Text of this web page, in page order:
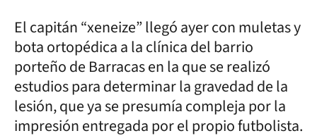
El capitán “xeneize” llegó ayer con muletas y
bota ortopédica a la clínica del barrio
porteño de Barracas en la que se realizó
estudios para determinar la gravedad de la
lesión, que ya se presumía compleja por la
impresión entregada por el propio futbolista.